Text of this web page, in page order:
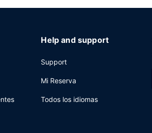
Help and support
Support
Mi Reserva
Todos los idiomas